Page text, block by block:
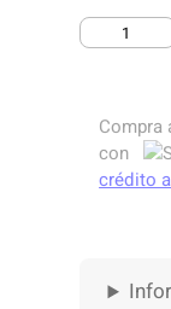
B
A
Compra
con
crédito